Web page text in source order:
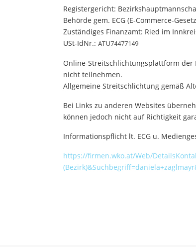
Registergericht:
Behörde gem. ECG (E-Commerce-
Zuständiges Finanzamt: Ried im
USt-IdNr.: ATU74477149
Online-Streitschlichtungsplattform der
nicht teilnehmen.
Allgemeine Streitschlichtung gemäß
Bei Links zu anderen Websites
können jedoch nicht auf Richtigkeit
Informationspflicht lt. ECG u.
https://firmen.wko.at/Web/